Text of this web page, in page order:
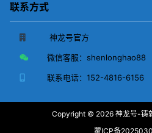
联系方式
神龙号官方
微信客服： shenlonghao88
联系电话： 152-4816-6156
Copyright © 2026 神龙号-铸
蒙ICP备